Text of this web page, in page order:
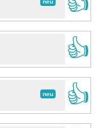
neu
👍
neu
👍